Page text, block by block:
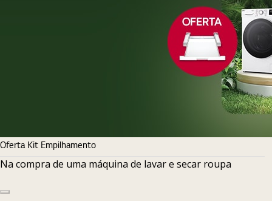
Oferta Kit Empilhamento
Na compra de uma máquina de lavar e secar roupa